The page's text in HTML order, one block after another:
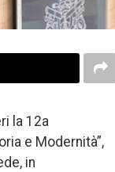
la 12a
e Modernità”,
in